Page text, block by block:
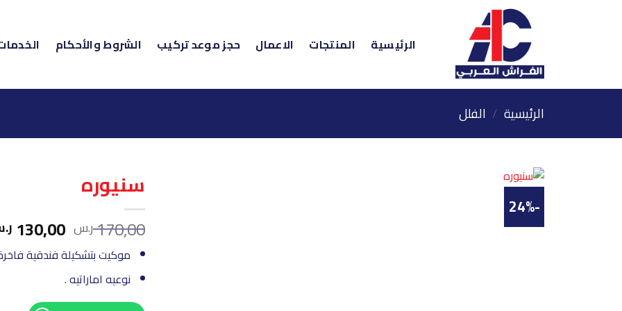
الرئيسية
المنتجات الاعمال حجز موعد تركيب الشروط والأحكام
الرئيسية / الفلل
-24%
سنيوره
170,00ر.س السعر
الأصلي
هو:
170,00 ر.س.
130,00
موكيت بتشكيلة فندقية فاخرة
نوعيه اماراتيه .